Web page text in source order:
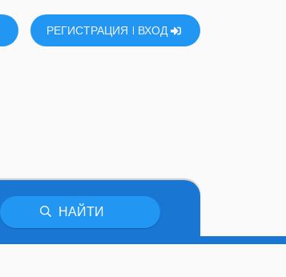
РЕГИСТРАЦИЯ ВХОД
НАЙТИ